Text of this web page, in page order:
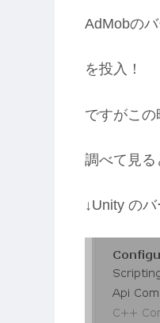
AdMobの
を投入！
ですがこの
調べて見る
↓Unity の